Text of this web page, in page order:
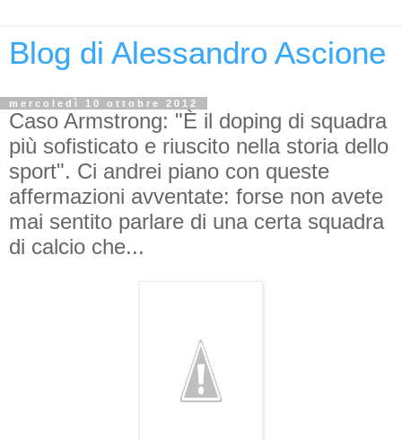
Blog di Alessandro Ascione
mercoledì 10 ottobre 2012
Caso Armstrong: "È il doping di squadra
più sofisticato e riuscito nella storia dello
sport". Ci andrei piano con queste
affermazioni avventate: forse non avete
mai sentito parlare di una certa squadra
di calcio che...